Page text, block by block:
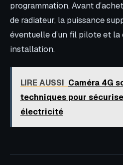
programmation. Avant
de radiateur, la puissance
éventuelle d’un fil pilote et
installation.
LIRE AUSSI Caméra 4G
techniques pour
électricité